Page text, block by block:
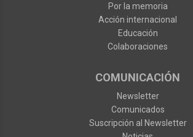
Por la memoria
Acción internacional
Educación
Colaboraciones
COMUNICACIÓN
Newsletter
Comunicados
Suscripción al Newsletter